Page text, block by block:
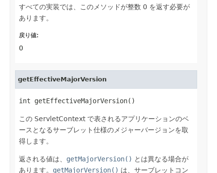
すべての実装では、このメソッドが整数 0 を返す必要が
あります。
戻り値:
0
getEffectiveMajorVersion
int getEffectiveMajorVersion()
この ServletContext で表されるアプリケーションのベ
ースとなるサーブレット仕様のメジャーバージョンを取
得します。
返される値は、 getMajorVersion() とは異なる場合が
あります。 getMajorVersion() は、サーブレットコン